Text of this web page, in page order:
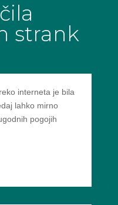
strank
interneta je bila
lahko mirno
pogojih